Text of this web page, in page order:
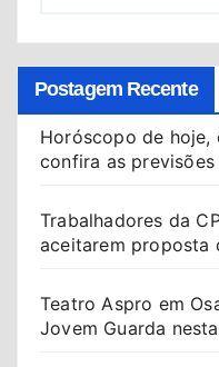
Postagem Recente
Horóscopo de
confira as
Trabalhadores da
aceitarem proposta
Teatro Aspro em
Jovem Guarda